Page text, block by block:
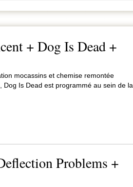
+ Dog Is Dead +
mocassins et chemise remontée
Dog Is Dead est programmé au sein de la
Problems +